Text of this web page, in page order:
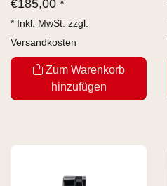
€185,00 *
* Inkl. MwSt. zzgl.
Versandkosten
Zum Warenkorb
hinzufügen